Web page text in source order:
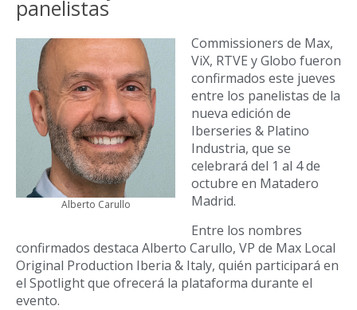
panelistas
Alberto Carullo
Commissioners de Max,
ViX, RTVE y Globo fueron
confirmados este jueves
entre los panelistas de la
nueva edición de
Iberseries & Platino
Industria, que se
celebrará del 1 al 4 de
octubre en Matadero
Madrid.
Entre los nombres
confirmados destaca Alberto Carullo, VP de Max Local
Original Production Iberia & Italy, quién participará en
el Spotlight que ofrecerá la plataforma durante el
evento.